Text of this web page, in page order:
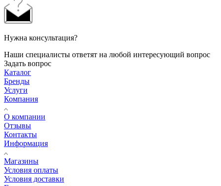
Нужна консультация?
Наши специалисты ответят на любой интересующий вопрос
Задать вопрос
Каталог
Бренды
Услуги
Компания
О компании
Отзывы
Контакты
Информация
Магазины
Условия оплаты
Условия доставки